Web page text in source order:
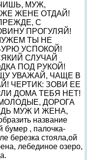
МУЖ,
ЖЕНЕ ОТДАЙ!
С
ПРОГУЛЯЙ!
ТЫ НЕ
УСПОКОЙ!
СЛУЧАЙ
ПОД РУКОЙ!
УВАЖАЙ, ЧАЩЕ В
ЧЕРТИК: ЗОВИ ЕЕ
ДОМА ТЕБЯ НЕТ!
ДОРОГА
МУЖ И ЖЕНА,
название
бумер , палочка-
березка стояла,ой
лебединое озеро,